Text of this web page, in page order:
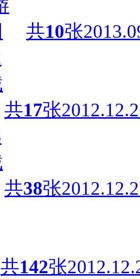
共10张
共17张
共38张
共142张